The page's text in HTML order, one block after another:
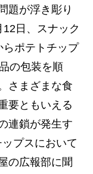
題が浮き彫り
日、スナック
ポテトチップ
の包装を順
さまざまな食
要ともいえる
連鎖が発生す
プスにおいて
の広報部に聞